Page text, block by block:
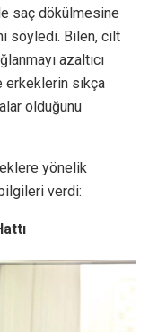
saç dökülmesine
söyledi. Bilen, cilt
azaltıcı
sıkça
olduğunu
yönelik
verdi: